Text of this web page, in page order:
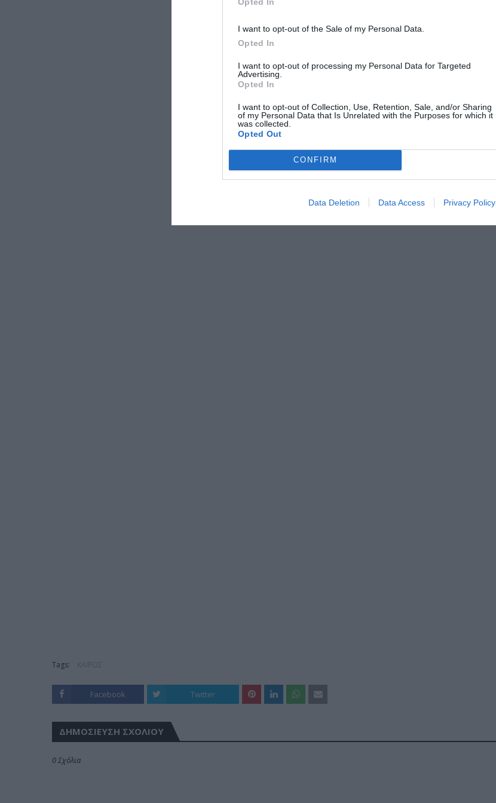
I want to opt-out of the Sale of my Personal Data.
Opted In
I want to opt-out of processing my Personal Data for Targeted
Advertising.
Opted In
I want to opt-out of Collection, Use, Retention, Sale, and/or Sharing
of my Personal Data that Is Unrelated with the Purposes for which it
was collected.
Opted Out
CONFIRM
Data Deletion Data Access Privacy Policy
Tags:
Facebook Twitter
ΔΗΜΟΣΊΕΥΣΗ ΣΧΟΛΊΟΥ
0 Σχόλια